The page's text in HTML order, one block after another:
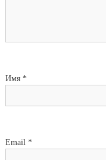
Имя *
Email *